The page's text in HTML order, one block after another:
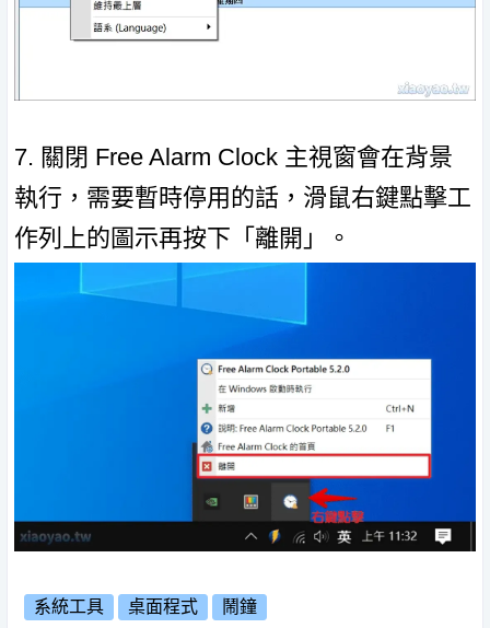
7. 關閉 Free Alarm Clock 主視窗會在背景
執行，需要暫時停用的話，滑鼠右鍵點擊工
作列上的圖示再按下「離開」。
系統工具 桌面程式 鬧鐘